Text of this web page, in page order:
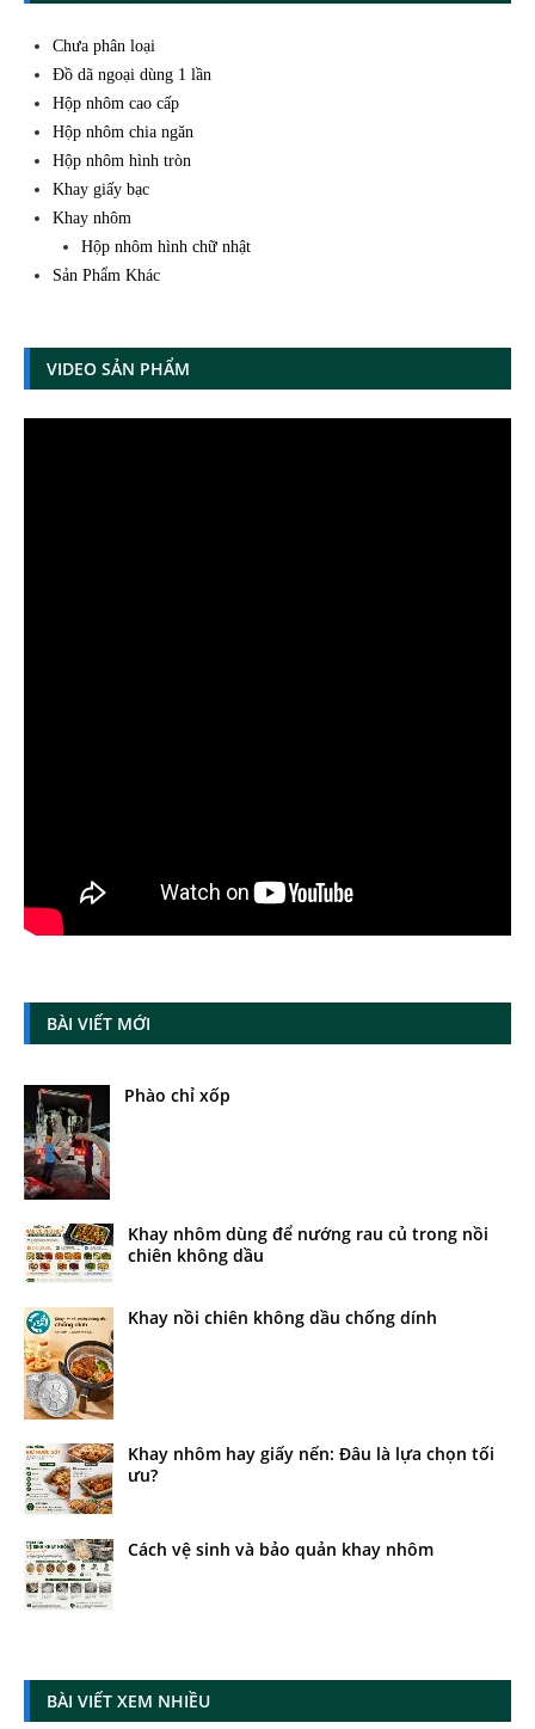
Chưa phân loại
Đồ dã ngoại dùng 1 lần
Hộp nhôm cao cấp
Hộp nhôm chia ngăn
Hộp nhôm hình tròn
Khay giấy bạc
Khay nhôm
Hộp nhôm hình chữ nhật
Sản Phẩm Khác
VIDEO SẢN PHẨM
BÀI VIẾT MỚI
Phào chỉ xốp
Khay nhôm dùng để nướng rau củ trong nồi
chiên không dầu
Khay nồi chiên không dầu chống dính
Khay nhôm hay giấy nến: Đâu là lựa chọn tối
ưu?
Cách vệ sinh và bảo quản khay nhôm
BÀI VIẾT XEM NHIỀU